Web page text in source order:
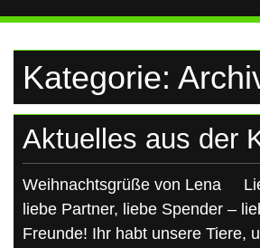
Kategorie:
Aktuelles aus der
Weihnachtsgrüße von Lena
liebe Partner, liebe Spender –
Freunde! Ihr habt unsere Tiere,